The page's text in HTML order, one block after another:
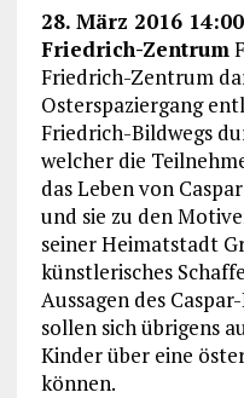
28. März 2016
Friedrich-Zentrum
Friedrich-Zentrum
Osterspaziergang
Friedrich-Bildwegs
welcher die
das Leben von
und sie zu den
seiner Heimatstadt
künstlerisches
Aussagen des
sollen sich übrigens
Kinder über eine
können.